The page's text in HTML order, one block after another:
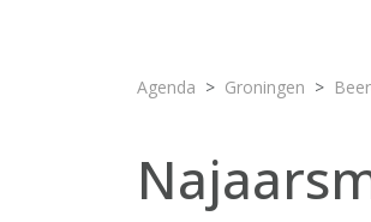
Agenda Groningen